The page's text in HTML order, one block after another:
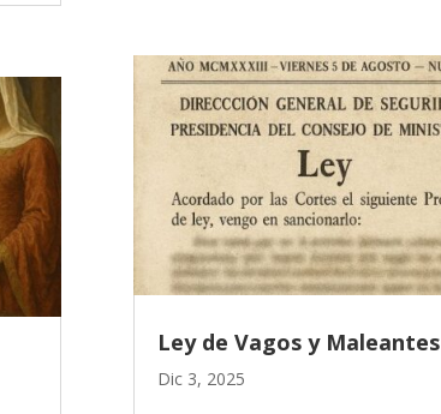
Ley de Vagos y Maleantes
Dic 3, 2025